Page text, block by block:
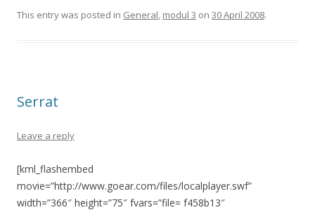
This entry was posted in General, modul 3 on 30 April 2008.
Serrat
Leave a reply
[kml_flashembed
movie=”http://www.goear.com/files/localplayer.swf”
width=”366″ height=”75″ fvars=”file= f458b13″